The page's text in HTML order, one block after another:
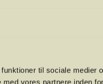
til sociale medier
vores partnere inden